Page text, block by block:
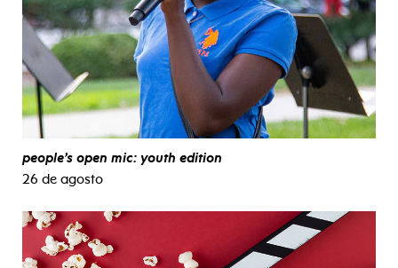
people’s open mic: youth edition
26 de agosto